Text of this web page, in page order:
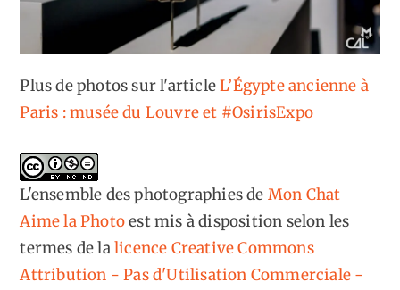
Plus de photos sur l'articleL’Égypte ancienne à
Paris : musée du Louvre et #OsirisExpo
L'ensemble des photographiesde Mon Chat
Aime la Photoest mis à disposition selon les
termes de lalicence Creative Commons
Attribution - Pas d'Utilisation Commerciale -